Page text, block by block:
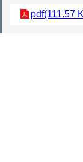
pdf(111.57